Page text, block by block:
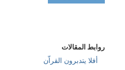
روابط المقالات
أفلا يتدبرون القراّن